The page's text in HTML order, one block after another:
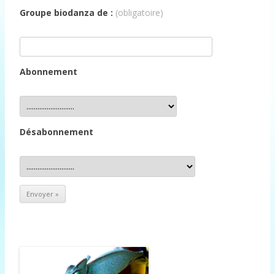
Groupe biodanza de : (obligatoire)
Abonnement
Désabonnement